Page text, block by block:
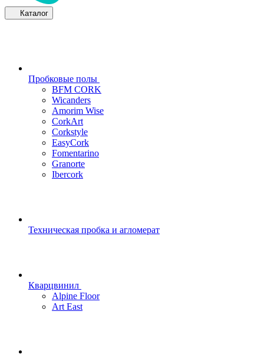
Каталог
Пробковые полы
BFM CORK
Wicanders
Amorim Wise
CorkArt
Corkstyle
EasyCork
Fomentarino
Granorte
Ibercork
Техническая пробка и агломерат
Кварцвинил
Alpine Floor
Art East